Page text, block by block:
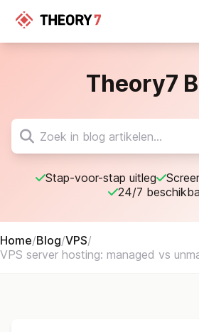
Theory7
Stap-voor-stap uitleg
24/7
Home/Blog/VPS/
VPS server hosting: managed vs